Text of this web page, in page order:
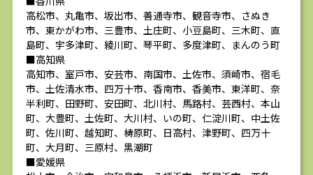
高松市、丸亀市、坂出市、善通寺市、観音寺市、さぬき
市、東かがわ市、三豊市、土庄町、小豆島町、三木町、直
島町、宇多津町、綾川町、琴平町、多度津町、まんのう町
■高知県
高知市、室戸市、安芸市、南国市、土佐市、須崎市、宿毛
市、土佐清水市、四万十市、香南市、香美市、東洋町、奈
半利町、田野町、安田町、北川村、馬路村、芸西村、本山
町、大豊町、土佐町、大川村、いの町、仁淀川町、中土佐
町、佐川町、越知町、梼原町、日高村、津野町、四万十
町、大月町、三原村、黒潮町
■愛媛県